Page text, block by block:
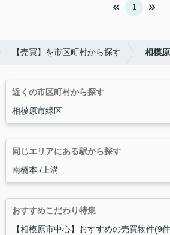
1
【売買】を市区町村から探す 相模
近くの市区町村から探す
相模原市緑区
同じエリアにある駅から探す
南橋本 上溝
おすすめこだわり特集
【相模原市中心】おすすめの売買物件(9